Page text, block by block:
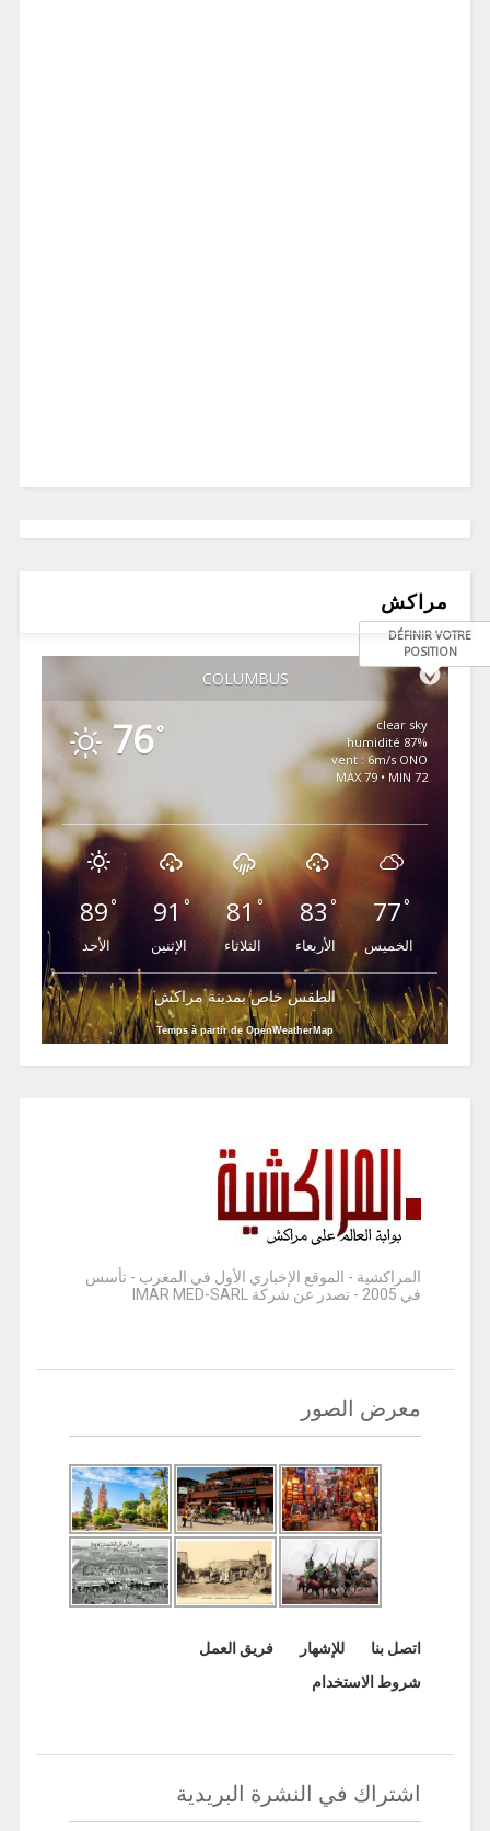
مراكش
COLUMBUS
DÉFINIR VOTRE
POSITION
76 °
clear sky
87% humidité
vent : 6m/s ONO
MAX 79 • MIN 72
89°
الأحد
91°
الإثنين
81°
الثلاثاء
83 °
الأربعاء
77°
الخميس
الطقس خاص بمدينة مراكش
Temps à partir de OpenWeatherMap
المراكشية - الموقع الإخباري الأول في المغرب - تأسس
في 2005 - تصدر عن شركة IMAR MED-SARL
معرض الصور
اتصل بنا للإشهار
فريق العمل
شروط الاستخدام
اشتراك في النشرة البريدية